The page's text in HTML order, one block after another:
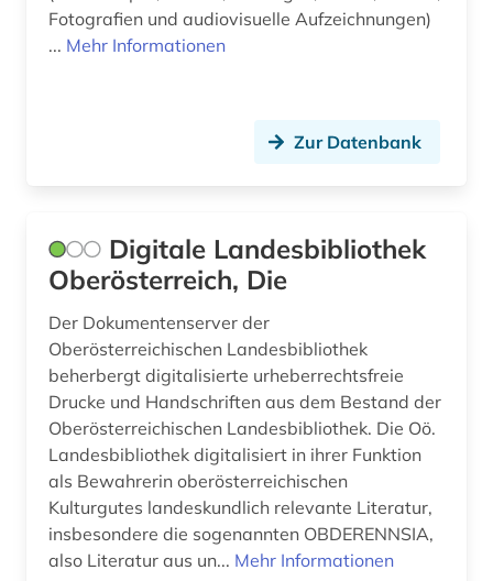
Fotografien und audiovisuelle Aufzeichnungen)
... Mehr Informationen
Zur Datenbank
Digitale Landesbibliothek
Oberösterreich, Die
Der Dokumentenserver der
Oberösterreichischen Landesbibliothek
beherbergt digitalisierte urheberrechtsfreie
Drucke und Handschriften aus dem Bestand der
Oberösterreichischen Landesbibliothek. Die Oö.
Landesbibliothek digitalisiert in ihrer Funktion
als Bewahrerin oberösterreichischen
Kulturgutes landeskundlich relevante Literatur,
insbesondere die sogenannten OBDERENNSIA,
also Literatur aus un... Mehr Informationen